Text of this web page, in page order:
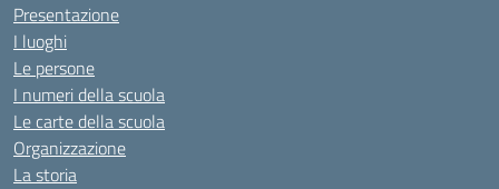
Presentazione
I luoghi
Le persone
I numeri della scuola
Le carte della scuola
Organizzazione
La storia